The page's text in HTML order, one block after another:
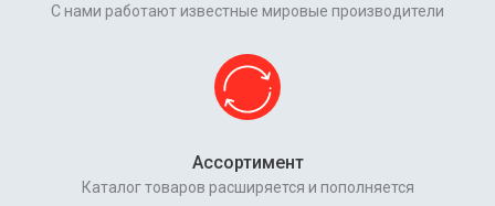
С нами работают известные мировые производители
Ассортимент
Каталог товаров расширяется и пополняется